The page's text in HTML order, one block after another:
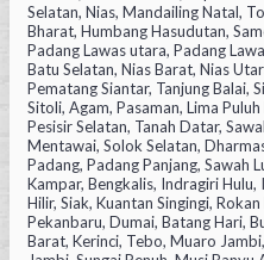
Selatan, Nias, Mandailing Natal,
Bharat, Humbang Hasudutan,
Padang Lawas utara, Padang
Batu Selatan, Nias Barat, Nias
Pematang Siantar, Tanjung Balai,
Sitoli, Agam, Pasaman, Lima
Pesisir Selatan, Tanah Datar,
Mentawai, Solok Selatan,
Padang, Padang Panjang, Sawah
Kampar, Bengkalis, Indragiri
Hilir, Siak, Kuantan Singingi,
Pekanbaru, Dumai, Batang Hari,
Barat, Kerinci, Tebo, Muaro